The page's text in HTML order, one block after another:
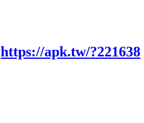
https://apk.tw/?221638